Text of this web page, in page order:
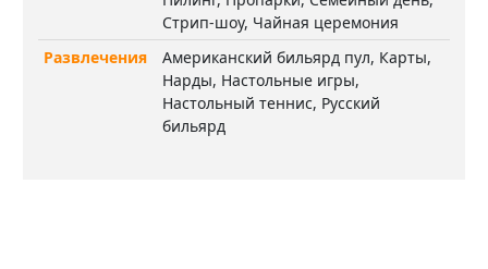
Стрип-шоу, Чайная церемония
Развлечения
Американский бильярд пул, Карты,
Нарды, Настольные игры,
Настольный теннис, Русский
бильярд